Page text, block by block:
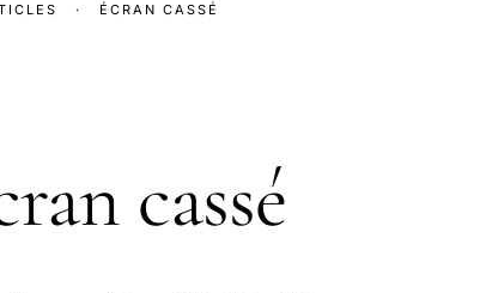
· ÉCRAN CASSÉ
cassé